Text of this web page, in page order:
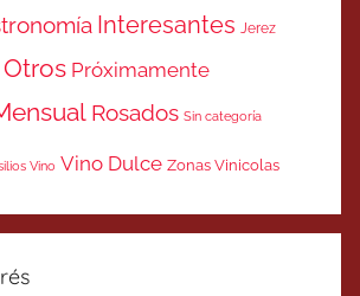
Interesantes Jerez
Otros Próximamente
Rosados Sin categoría
Vino Vino Dulce Zonas Vinicolas